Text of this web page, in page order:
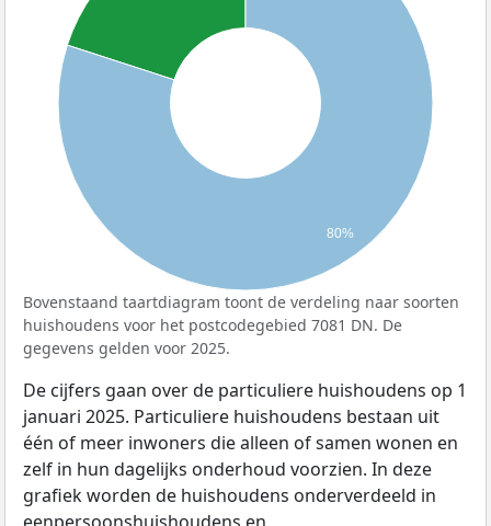
80%
Bovenstaand taartdiagram toont de verdeling naar soorten
huishoudens voor het postcodegebied 7081 DN. De
gegevens gelden voor 2025.
De cijfers gaan over de particuliere huishoudens op 1
januari 2025. Particuliere huishoudens bestaan uit
één of meer inwoners die alleen of samen wonen en
zelf in hun dagelijks onderhoud voorzien. In deze
grafiek worden de huishoudens onderverdeeld in